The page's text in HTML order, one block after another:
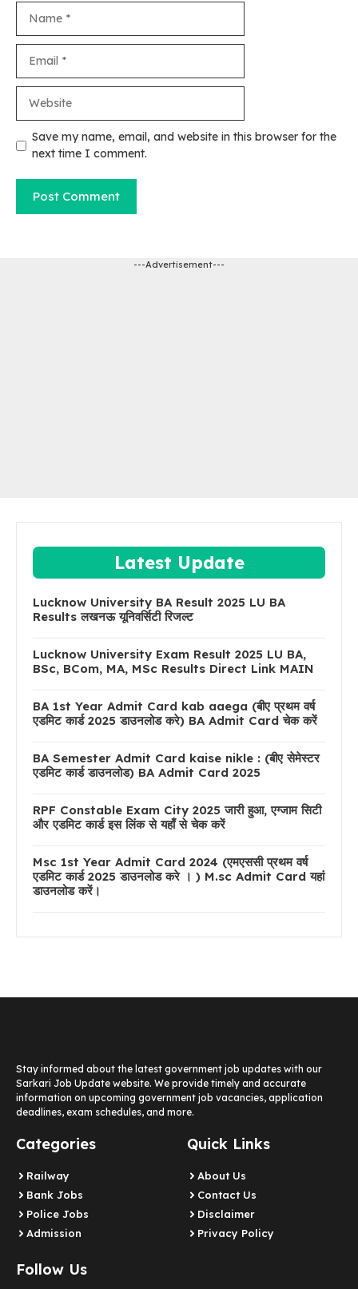
Save my name, email, and website in this browser for the
next time I comment.
---Advertisement---
Latest Update
Lucknow University BA Result 2025 LU BA
Results लखनऊ यूनिवर्सिटी रिजल्ट
Lucknow University Exam Result 2025 LU BA,
BSc, BCom, MA, MSc Results Direct Link MAIN
BA 1st Year Admit Card kab aaega (बीए प्रथम वर्ष
एडमिट कार्ड 2025 डाउनलोड करे) BA Admit Card चेक करें
BA Semester Admit Card kaise nikle : (बीए सेमेस्टर
एडमिट कार्ड डाउनलोड) BA Admit Card 2025
RPF Constable Exam City 2025 जारी हुआ, एग्जाम सिटी
और एडमिट कार्ड इस लिंक से यहाँ से चेक करें
Msc 1st Year Admit Card 2024 (एमएससी प्रथम वर्ष
एडमिट कार्ड 2025 डाउनलोड करे । ) M.sc Admit Card यहां
डाउनलोड करें।
Stay informed about the latest government job updates with our
Sarkari Job Update website. We provide timely and accurate
information on upcoming government job vacancies, application
deadlines, exam schedules, and more.
Categories
Railway
Bank Jobs
Police Jobs
Admission
Quick Links
About Us
Contact Us
Disclaimer
Privacy Policy
Follow Us